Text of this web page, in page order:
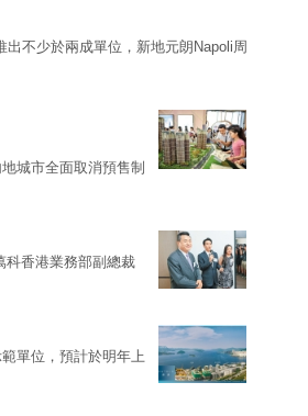
不少於兩成單位，新地元朗Napoli周
城市全面取消預售制
科香港業務部副總裁
單位，預計於明年上